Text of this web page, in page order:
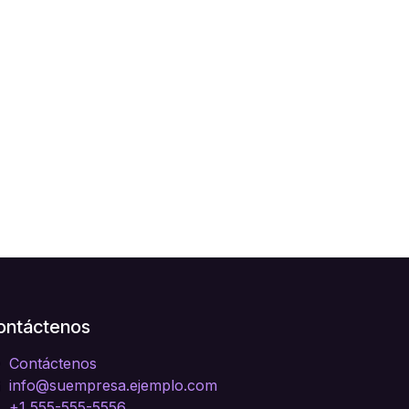
Contáctenos
info@suempresa.ejemplo.com